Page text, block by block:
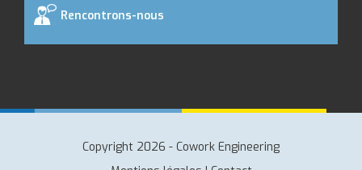
Rencontrons-nous
Copyright 2026 - Cowork Engineering